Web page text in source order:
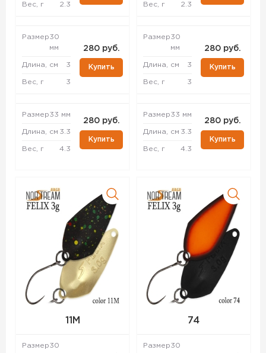
Вес, г 2.3
Размер30
мм
Длина, см 3
Вес, г 3
280 руб.
Купить
Размер33 мм
Длина, см 3.3
Вес, г 4.3
280 руб.
Купить
Вес, г 2.3
Размер30
мм
Длина, см 3
Вес, г 3
280 руб.
Купить
Размер33 мм
Длина, см 3.3
Вес, г 4.3
280 руб.
Купить
11M
Размер30
74
Размер30